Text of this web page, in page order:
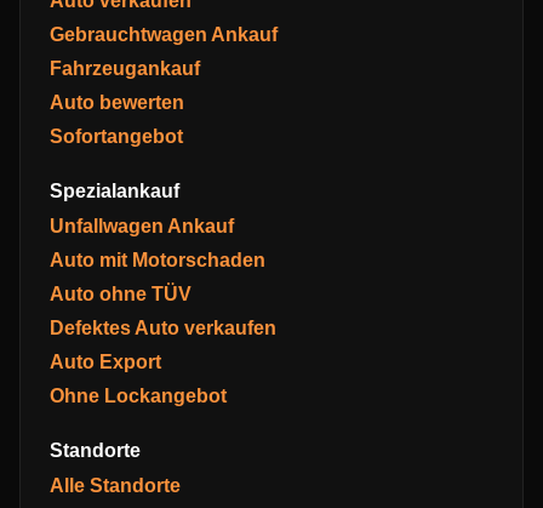
Gebrauchtwagen Ankauf
Fahrzeugankauf
Auto bewerten
Sofortangebot
Spezialankauf
Unfallwagen Ankauf
Auto mit Motorschaden
Auto ohne TÜV
Defektes Auto verkaufen
Auto Export
Ohne Lockangebot
Standorte
Alle Standorte